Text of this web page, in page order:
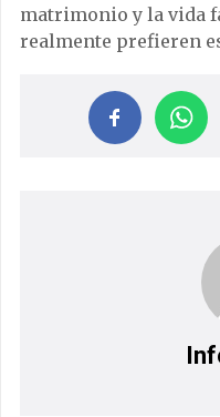
matrimonio y la vida
realmente prefieren